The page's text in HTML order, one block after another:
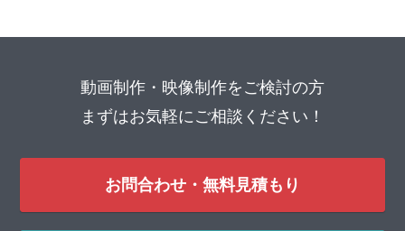
動画制作・映像制作をご検討の方
まずはお気軽にご相談ください！
お問合わせ・無料見積もり